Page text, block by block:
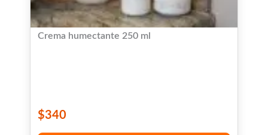
Crema humectante 250 ml
$340